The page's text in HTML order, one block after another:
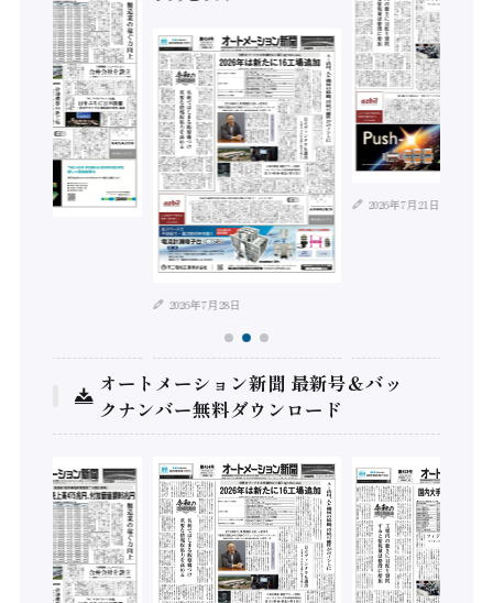
2026年7月28日
2026年7月21日
オートメーション新聞 最新号＆バッ
クナンバー無料ダウンロード